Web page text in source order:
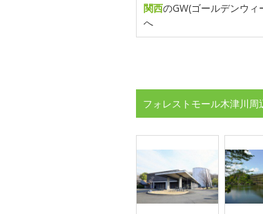
関西のGW(ゴールデンウ
へ
フォレストモール木津川